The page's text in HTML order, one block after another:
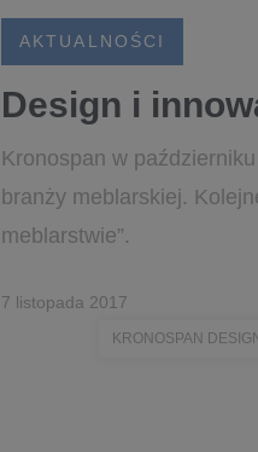
AKTUALNOŚCI
Design i
Kronospan w
branży meblarskiej.
meblarstwie”.
7 listopada 2017
KRONOSPAN